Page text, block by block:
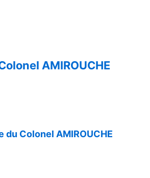
AMIROUCHE
du Colonel AMIROUCHE